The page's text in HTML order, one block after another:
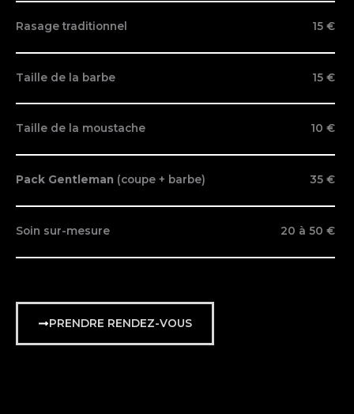
Rasage traditionnel 15 €
Taille de la barbe 15 €
Taille de la moustache 10 €
Pack Gentleman (coupe + barbe) 35 €
Soin sur-mesure 20 à 50 €
PRENDRE RENDEZ-VOUS